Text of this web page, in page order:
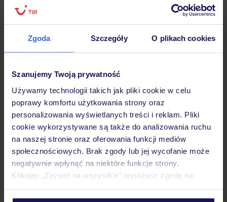
Zgoda Szczegóły O plikach cookies
Szanujemy Twoją prywatność
Używamy technologii takich jak pliki cookie w celu
poprawy komfortu użytkowania strony oraz
personalizowania wyświetlanych treści i reklam. Pliki
cookie wykorzystywane są także do analizowania ruchu
na naszej stronie oraz oferowania funkcji mediów
społecznościowych. Brak zgody lub jej wycofanie może
negatywnie wpłynąć na niektóre funkcje strony.
Klikając „Zezwól na wszystkie” wyrażasz zgodę na
personalizować swój wybór wchodząc w zakładkę
Hotel
Opinie
Pokoje
Wyżywienie